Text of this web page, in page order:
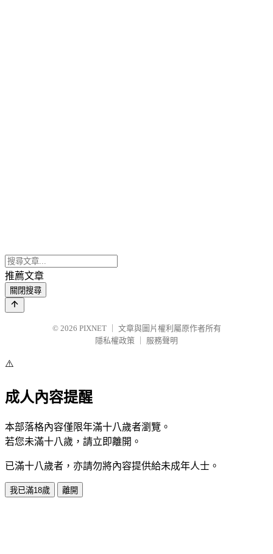
推薦文章
關閉搜尋
© 2026 PIXNET
文章與圖片權利屬原作者所有
隱私權政策
服務聲明
⚠️
成人內容提醒
本部落格內容僅限年滿十八歲者瀏覽。
若您未滿十八歲，請立即離開。
已滿十八歲者，亦請勿將內容提供給未成年人士。
我已滿18歲 離開